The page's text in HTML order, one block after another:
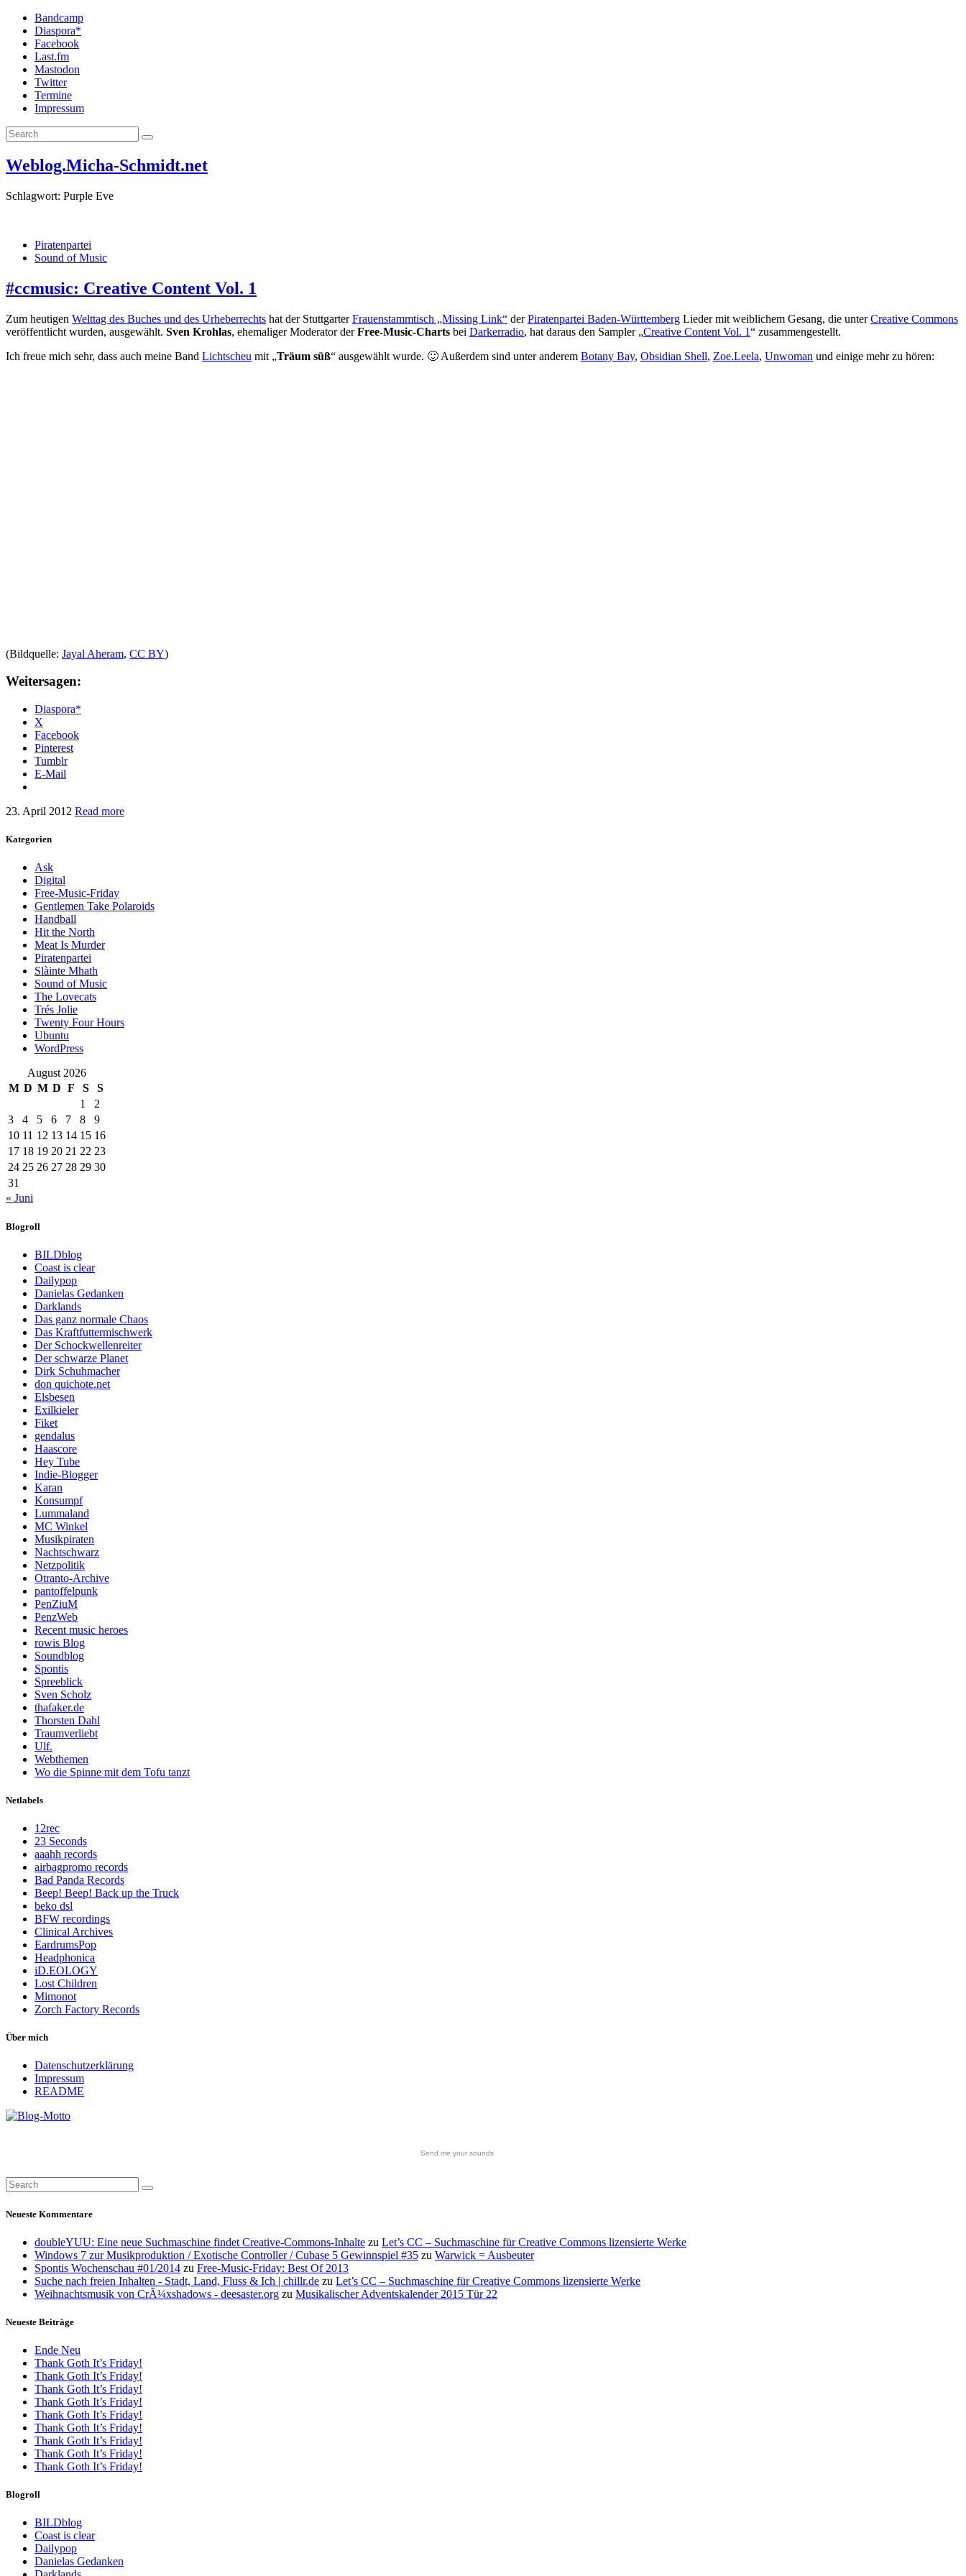
Bandcamp
Diaspora*
Facebook
Last.fm
Mastodon
Twitter
Termine
Impressum
Weblog.Micha-Schmidt.net
Schlagwort: Purple Eve
Piratenpartei
Sound of Music
#ccmusic: Creative Content Vol. 1
Zum heutigen Welttag des Buches und des Urheberrechts hat der StuttgarterFrauenstammtisch „Missing Link“ derPiratenpartei Baden-Württemberg Lieder mit weiblichem Gesang, die unterCreative Commons
veröffentlicht wurden, ausgewählt. Sven Krohlas, ehemaliger Moderator derFree-Music-Charts bei Darkerradio, hat daraus den Sampler „Creative Content Vol. 1“ zusammengestellt.
Ich freue mich sehr, dass auch meine Band Lichtscheu mit „Träum süß“ ausgewählt wurde. 🙂 Außerdem sind unter anderem Botany Bay, Obsidian Shell, Zoe.Leela, Unwoman und einige mehr zu hören:
(Bildquelle: Jayal Aheram, CC BY)
Weitersagen:
Diaspora*
X
Facebook
Pinterest
Tumblr
E-Mail
23. April 2012 Read more
Kategorien
Ask
Digital
Free-Music-Friday
Gentlemen Take Polaroids
Handball
Hit the North
Meat Is Murder
Piratenpartei
Slàinte Mhath
Sound of Music
The Lovecats
Trés Jolie
Twenty Four Hours
Ubuntu
WordPress
August 2026
M D M D F S
S
1
2
3
4 5 6 7 8
9
10 11 12 13 14 15 16
17 18 19 20 21 22 23
24 25 26 27 28 29 30
31
« Juni
Blogroll
BILDblog
Coast is clear
Dailypop
Danielas Gedanken
Darklands
Das ganz normale Chaos
Das Kraftfuttermischwerk
Der Schockwellenreiter
Der schwarze Planet
Dirk Schuhmacher
don quichote.net
Elsbesen
Exilkieler
Fiket
gendalus
Haascore
Hey Tube
Indie-Blogger
Karan
Konsumpf
Lummaland
MC Winkel
Musikpiraten
Nachtschwarz
Netzpolitik
Otranto-Archive
pantoffelpunk
PenZiuM
PenzWeb
Recent music heroes
rowis Blog
Soundblog
Spontis
Spreeblick
Sven Scholz
thafaker.de
Thorsten Dahl
Traumverliebt
Ulf.
Webthemen
Wo die Spinne mit dem Tofu tanzt
Netlabels
12rec
23 Seconds
aaahh records
airbagpromo records
Bad Panda Records
Beep! Beep! Back up the Truck
beko dsl
BFW recordings
Clinical Archives
EardrumsPop
Headphonica
iD.EOLOGY
Lost Children
Mimonot
Zorch Factory Records
Über mich
Datenschutzerklärung
Impressum
README
Send me your sounds
Neueste Kommentare
doubleYUU: Eine neue Suchmaschine findet Creative-Commons-Inhalte zu Let’s CC – Suchmaschine für Creative Commons lizensierte Werke
Windows 7 zur Musikproduktion / Exotische Controller / Cubase 5 Gewinnspiel #35 zu Warwick = Ausbeuter
Spontis Wochenschau #01/2014 zu Free-Music-Friday: Best Of 2013
Suche nach freien Inhalten - Stadt, Land, Fluss & Ich | chillr.de zu Let’s CC – Suchmaschine für Creative Commons lizensierte Werke
Weihnachtsmusik von CrÃ¼xshadows - deesaster.org zu Musikalischer Adventskalender 2015 Tür 22
Neueste Beiträge
Ende Neu
Thank Goth It’s Friday!
Thank Goth It’s Friday!
Thank Goth It’s Friday!
Thank Goth It’s Friday!
Thank Goth It’s Friday!
Thank Goth It’s Friday!
Thank Goth It’s Friday!
Thank Goth It’s Friday!
Thank Goth It’s Friday!
Blogroll
BILDblog
Coast is clear
Dailypop
Danielas Gedanken